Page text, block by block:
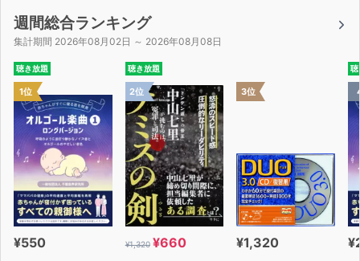
週間総合ランキング
集計期間 2026年08月02日 ～ 2026年08月08日
聴き放題
1位
¥550
聴き放題
2位
¥1,320 ¥660
3位
¥1,320
聴